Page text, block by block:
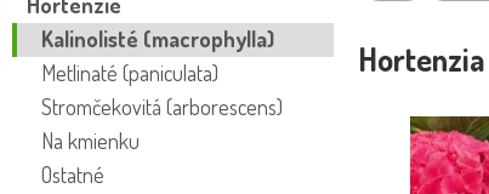
Kalinolisté (macrophylla)
Metlinaté (paniculata)
Stromčekovitá (arborescens)
Na kmienku
Ostatné